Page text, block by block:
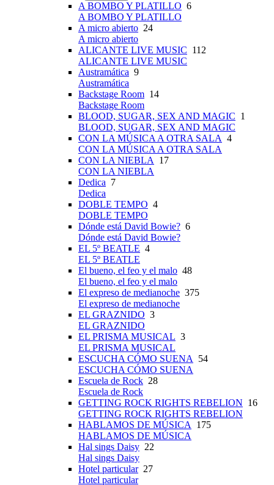
A BOMBO Y PLATILLO 6
A BOMBO Y PLATILLO
A micro abierto 24
A micro abierto
ALICANTE LIVE MUSIC 112
ALICANTE LIVE MUSIC
Austramática 9
Austramática
Backstage Room 14
Backstage Room
BLOOD, SUGAR, SEX AND MAGIC 1
BLOOD, SUGAR, SEX AND MAGIC
CON LA MÚSICA A OTRA SALA 4
CON LA MÚSICA A OTRA SALA
CON LA NIEBLA
17
CON LA NIEBLA
Dedica 7
Dedica
DOBLE TEMPO 4
DOBLE TEMPO
Dónde está David Bowie? 6
Dónde está David Bowie?
EL 5º BEATLE 4
EL 5º BEATLE
El bueno, el feo y el malo 48
El bueno, el feo y el malo
El expreso de medianoche 375
El expreso de medianoche
EL GRAZNIDO 3
EL GRAZNIDO
EL PRISMA MUSICAL 3
EL PRISMA MUSICAL
ESCUCHA CÓMO SUENA
54
ESCUCHA CÓMO SUENA
Escuela de Rock 28
Escuela de Rock
GETTING ROCK RIGHTS REBELION 16
GETTING ROCK RIGHTS REBELION
HABLAMOS DE MÚSICA
175
HABLAMOS DE MÚSICA
Hal sings Daisy 22
Hal sings Daisy
Hotel particular27
Hotel particular